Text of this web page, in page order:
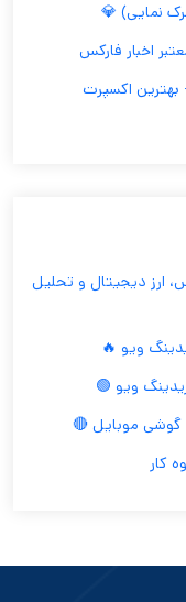
اخبار فارکس
ربات مدیریت سرمایه متاتریدر 5 - بهترین اکسپرت
ارز دیجیتال و تحلیل
ویو 🔥
گوشی موبایل 🔴
کار